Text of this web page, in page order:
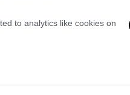
to analytics like cookies on
to functionality of the website